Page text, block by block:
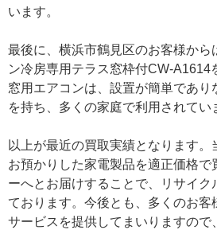
います。
最後に、横浜市鶴見区のお客様から
ン冷房専用テラス窓枠付CW-A1614
窓用エアコンは、設置が簡単であり
を持ち、多くの家庭で利用されてい
以上が最近の買取実績となります。
お預かりした家電製品を適正価格で
ーへとお届けすることで、リサイク
ております。今後とも、多くのお客
サービスを提供してまいりますので